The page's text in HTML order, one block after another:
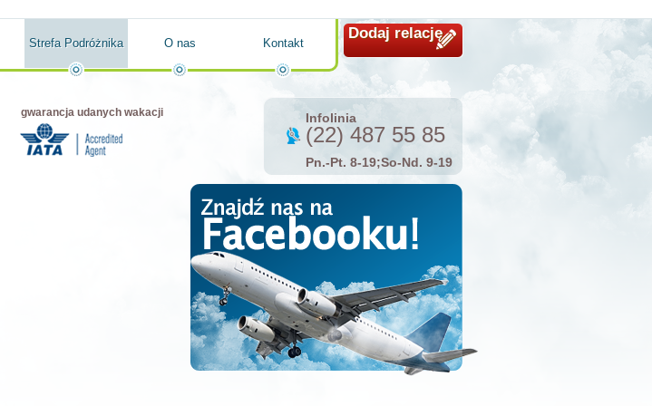
Dodaj relację
Strefa Podróżnika O nas Kontakt
gwarancja udanych wakacji Infolinia
(22) 487 55 85
Pn.-Pt. 8-19;So-Nd. 9-19